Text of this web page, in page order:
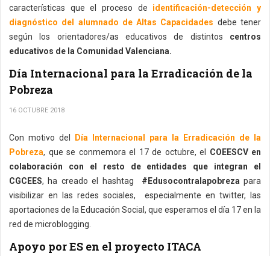
características que el proceso de identificación-detección y
diagnóstico del alumnado de Altas Capacidades debe tener
según los orientadores/as educativos de distintos centros
educativos de la Comunidad Valenciana.
Día Internacional para la Erradicación de la
Pobreza
16 OCTUBRE 2018
Con motivo del
Día Internacional para la Erradicación de la
Pobreza, que se conmemora el 17 de octubre, el COEESCV en
colaboración con el resto de entidades que integran el
CGCEES, ha creado el hashtag #Edusocontralapobreza para
visibilizar en las redes sociales, especialmente en twitter, las
aportaciones de la Educación Social, que esperamos el día 17 en la
red de microblogging.
Apoyo por ES en el proyecto ITACA